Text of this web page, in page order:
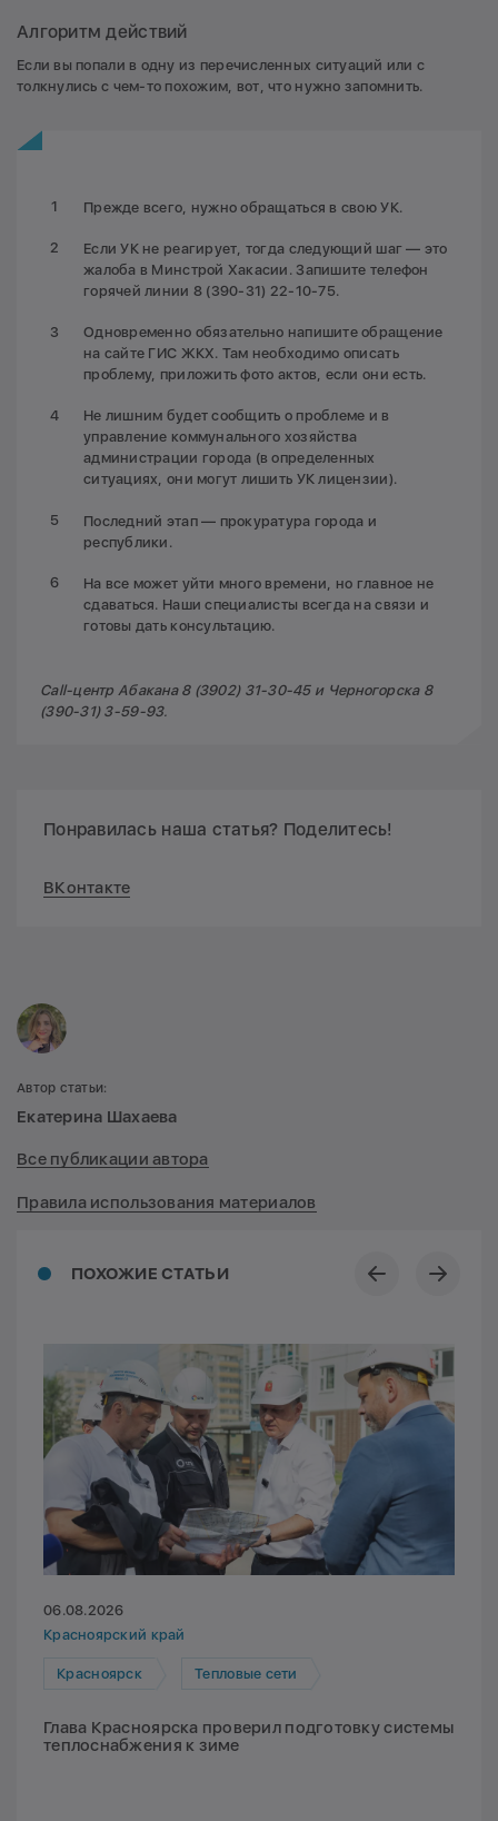
Алгоритм действий
Если вы попали в одну из перечисленных ситуаций или с
толкнулись с чем-то похожим, вот, что нужно запомнить.
Прежде всего, нужно обращаться в свою УК.
Если УК не реагирует, тогда следующий шаг — это
жалоба в Минстрой Хакасии. Запишите телефон
горячей линии 8 (390-31) 22-10-75.
Одновременно обязательно напишите обращение
на сайте ГИС ЖКХ. Там необходимо описать
проблему, приложить фото актов, если они есть.
Не лишним будет сообщить о проблеме и в
управление коммунального хозяйства
администрации города (в определенных
ситуациях, они могут лишить УК лицензии).
Последний этап — прокуратура города и
республики.
На все может уйти много времени, но главное не
сдаваться. Наши специалисты всегда на связи и
готовы дать консультацию.
Call-центр Абакана 8 (3902) 31-30-45 и Черногорска 8
(390-31) 3-59-93.
Понравилась наша статья? Поделитесь!
ВКонтакте
ПОХОЖИЕ СТАТЬИ
06.08.2026
Красноярский край
Красноярск Тепловые сети
Глава Красноярска проверил подготовку системы
теплоснабжения к зиме
Автор статьи:
Екатерина Шахаева
Все публикации автора
Правила использования материалов